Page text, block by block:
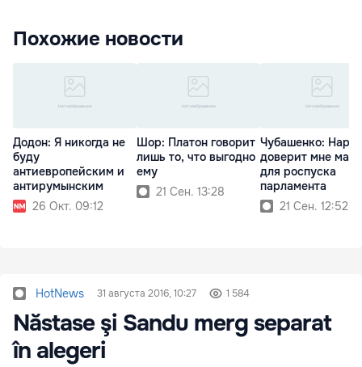
Похожие новости
Додон: Я никогда не
буду
антиевропейским и
антирумынским
26 Окт. 09:12
Шор: Платон говорит
лишь то, что выгодно
ему
21 Сен. 13:28
Чубашенко:
доверит мне
для роспуска
парламента
21 Сен. 12:52
HotNews 31 августа 2016, 10:27 1 584
Năstase şi Sandu merg separat
în alegeri